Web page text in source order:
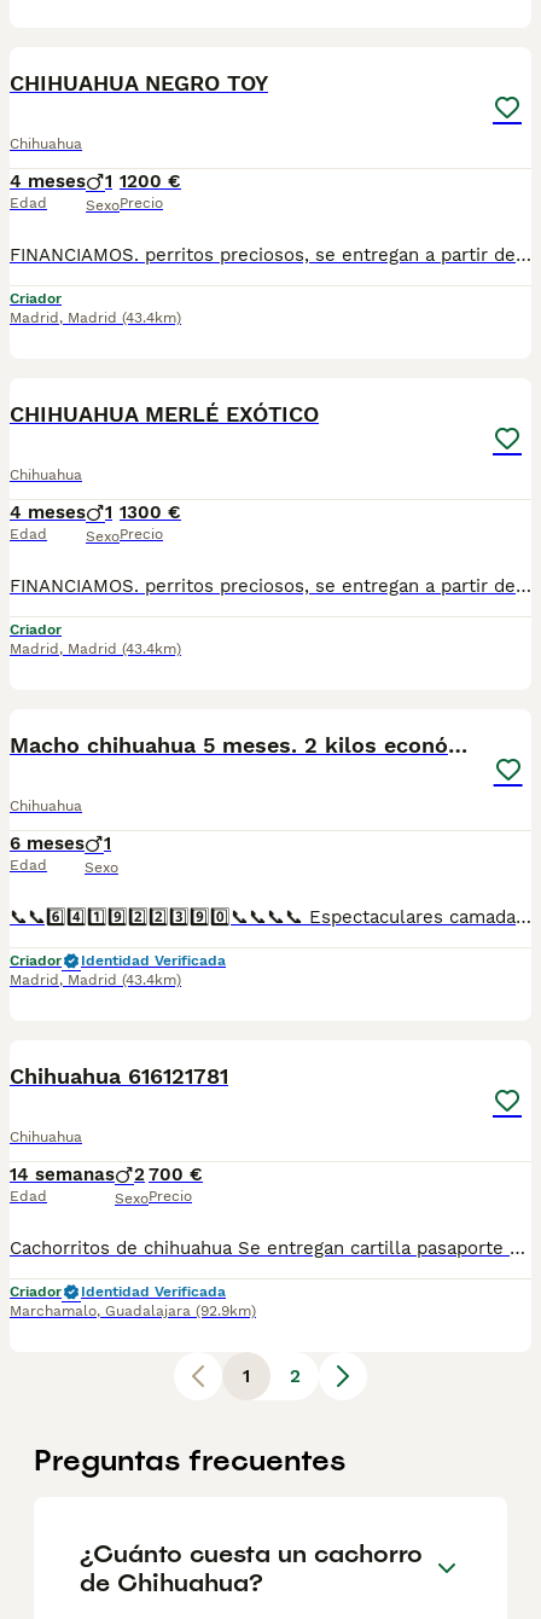
CHIHUAHUA NEGRO TOY
Chihuahua
4 meses
Edad
1
Sexo
1200 €
Precio
FINANCIAMOS. perritos preciosos, se entregan a partir de 2 meses y medio de edad, con mínimo 2 vacunas y 2 desparasitaciones. Se entregan con garantía vírica y genética. Con el microchip, su cartilla oficial, contrato de compra y factura. Compra responsablemente en un criador especializado, oficial y homologado con núcleo zoológico. Llámanos para más información. Los precios varían en función de la raza, edad, color y línea del cachorros
Criador
Madrid , Madrid (43.4km)
CHIHUAHUA MERLÉ EXÓTICO
Chihuahua
4 meses
Edad
1
Sexo
1300 €
Precio
FINANCIAMOS. perritos preciosos, se entregan a partir de 2 meses y medio de edad, con mínimo 2 vacunas y 2 desparasitaciones. Se entregan con garantía vírica y genética. Con el microchip, su cartilla oficial, contrato de compra y factura. Compra responsablemente en un criador especializado, oficial y homologado con núcleo zoológico. Llámanos para más información. Los precios varían en función de la raza, edad, color y línea del cachorros
Criador
Madrid , Madrid (43.4km)
Macho chihuahua 5 meses. 2 kilos económico
Chihuahua
6 meses
Edad
1
Sexo
📞📞6️⃣4️⃣1️⃣9️⃣2️⃣2️⃣3️⃣9️⃣0️⃣📞📞📞📞 Espectaculares camadas de perritos de machos y hembras de chihuhuas nacionales descendientes de las mejores líneas de sangre. Disponibles tanto hembras como machos. Las camadas están bajo supervisión veterinaria desde su nacimiento hasta que son entregadas a su nueva familia. Criados por un equipo de profesionales y mejores personas que, con más de 20 años de experiencia , cuidan a los animales por vocación, aplicando una cría ética y responsable para que cada cachorro se desarrolle con la mejor salud y con un buen temperamento. Todos los cachorritos se entregan con unos dos meses y medio de edad y sus vacunas correspondientes, desparasitados interna y externamente, con certificado de salud, y garantía tanto por enfermedad vírica como congénito genética. Posibilidad de entregar en toda España mediante transporte propio preparado para animales y con chofer privado. Los precios pueden variar según las características y morfología de cada cachorro. Añádenos al whats app o llámanos, y encantados atenderemos todas tus dudas y consultas. Teléfono / Whats app: 641 92 23 90
Criador
Identidad Verificada
Madrid , Madrid (43.4km)
Chihuahua 616121781
Chihuahua
14 semanas
Edad
2
Sexo
700 €
Precio
Cachorritos de chihuahua Se entregan cartilla pasaporte Desparasitaciones al día Vacunas correspondientes a su edad Criado en ambiente familiar "una niña" Para más información por whatsapp 616121782
Criador
Identidad Verificada
Marchamalo, Guadalajara (92.9km)
1 2
Preguntas frecuentes
¿Cuánto cuesta un cachorro
de Chihuahua?